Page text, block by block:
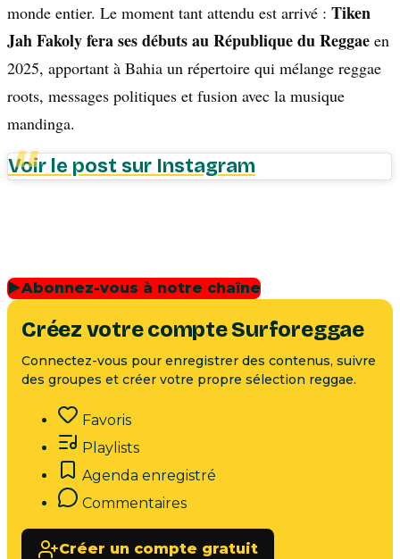
monde entier. Le moment tant attendu est arrivé : Tiken
Jah Fakoly fera ses débuts au République du Reggae en
2025, apportant à Bahia un répertoire qui mélange reggae
roots, messages politiques et fusion avec la musique
mandinga.
Voir le post sur Instagram
▶Abonnez-vous à notre chaîne
Créez votre compte Surforeggae
Connectez-vous pour enregistrer des contenus, suivre
des groupes et créer votre propre sélection reggae.
Favoris
Playlists
Agenda enregistré
Commentaires
Créer un compte gratuit